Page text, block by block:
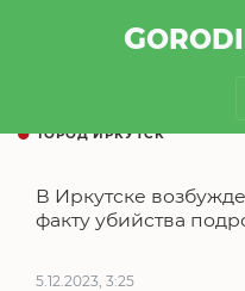
GOROD
ГОРОД ИРКУТСК
В Иркутске
факту убийства
5.12.2023, 3:25